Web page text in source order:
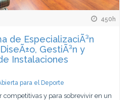
450h
de EspecializaciÃ³n
GestiÃ³n y
Instalaciones
para el Deporte
competitivas y para sobrevivir en un